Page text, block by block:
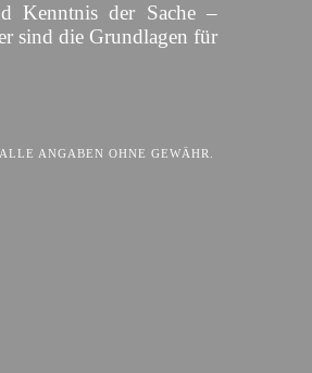
Kenntnis der Sache –
sind die Grundlagen für
ANGABEN OHNE GEWÄHR.